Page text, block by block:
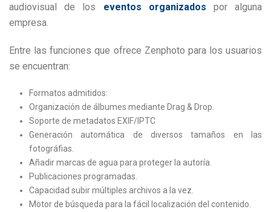
audiovisual de los eventos organizados por alguna
empresa.
Entre las funciones que ofrece Zenphoto para los usuarios
se encuentran:
Formatos admitidos:
Organización de álbumes mediante Drag & Drop.
Soporte de metadatos EXIF/IPTC
Generación automática de diversos tamaños en las
fotográfias.
Añadir marcas de agua para proteger la autoría.
Publicaciones programadas.
Capacidad subir múltiples archivos a la vez.
Motor de búsqueda para la fácil localización del contenido.